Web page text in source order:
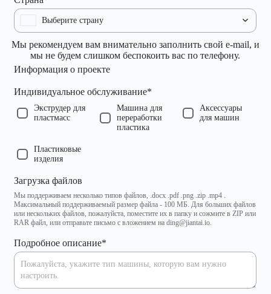
Выберите страну
Мы рекомендуем вам внимательно заполнить свой e-mail, и
мы не будем слишком беспокоить вас по телефону.
Информация о проекте
Индивидуальное обслуживание*
Экструдер для
пластмасс
Машина для
переработки
пластика
Аксессуары
для машин
Пластиковые
изделия
Загрузка файлов
Мы поддерживаем несколько типов файлов, .docx .pdf .png .zip .mp4 .
Максимальный поддерживаемый размер файла - 100 МБ. Для больших файлов
или нескольких файлов, пожалуйста, поместите их в папку и сожмите в ZIP или
RAR файл, или отправьте письмо с вложением на ding@jiantai.io.
Подробное описание*